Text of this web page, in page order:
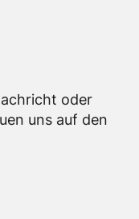
oder
uns auf den